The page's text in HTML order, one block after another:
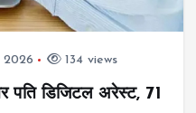
2026 134 views
पति डिजिटल अरेस्ट, 71